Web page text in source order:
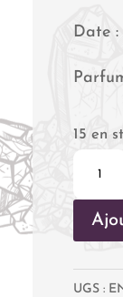
Date :
15 en
Saint
UGS :